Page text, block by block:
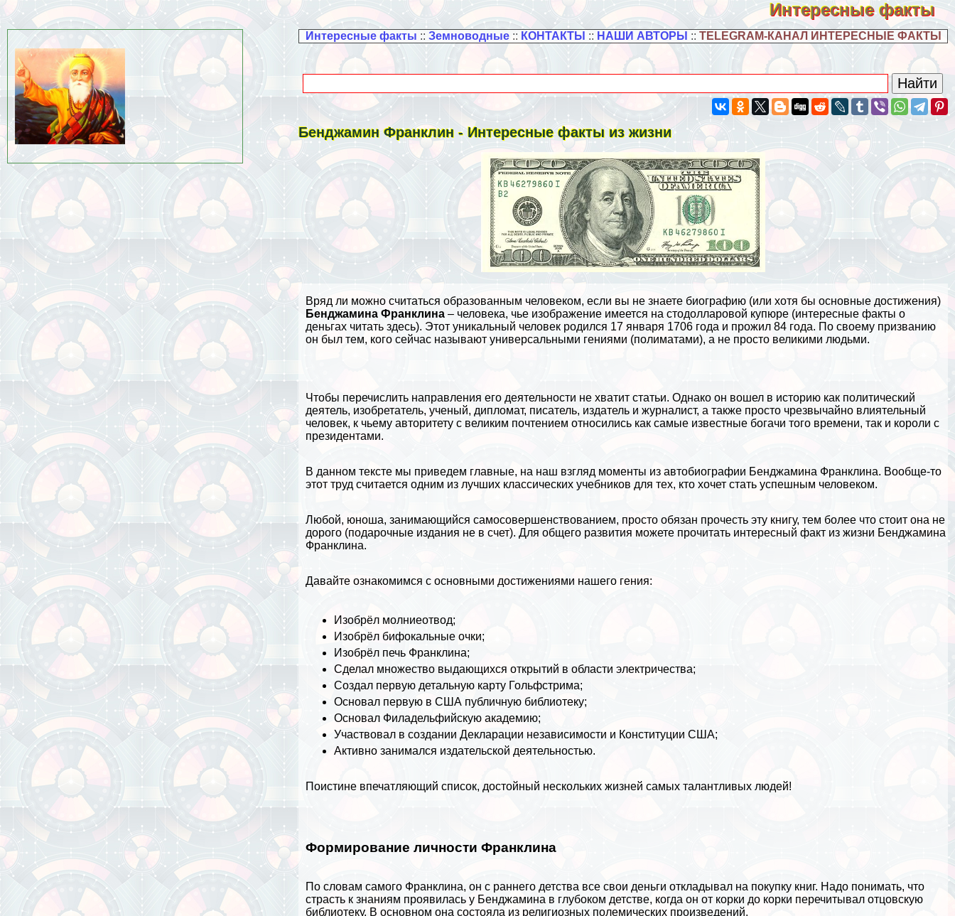
Интересные факты
Интересные факты :: Земноводные:: КОНТАКТЫ :: НАШИ АВТОРЫ :: TELEGRAM-КАНАЛ ИНТЕРЕСНЫЕ ФАКТЫ
Бенджамин Франклин - Интересные факты из жизни
Вряд ли можно считаться образованным человеком, если вы не знаете биографию (или хотя бы основные достижения)
Бенджамина Франклина – человека, чье изображение имеется на стодолларовой купюре (интересные факты о
деньгах читать здесь). Этот уникальный человек родился 17 января 1706 года и прожил 84 года. По своему призванию
он был тем, кого сейчас называют универсальными гениями (полиматами), а не просто великими людьми.
Чтобы перечислить направления его деятельности не хватит статьи. Однако он вошел в историю как политический
деятель, изобретатель, ученый, дипломат, писатель, издатель и журналист, а также просто чрезвычайно влиятельный
человек, к чьему авторитету с великим почтением относились как самые известные богачи того времени, так и короли с
президентами.
В данном тексте мы приведем главные, на наш взгляд моменты из автобиографии Бенджамина Франклина. Вообще-то
этот труд считается одним из лучших классических учебников для тех, кто хочет стать успешным человеком.
Любой, юноша, занимающийся самосовершенствованием, просто обязан прочесть эту книгу, тем более что стоит она не
дорого (подарочные издания не в счет). Для общего развития можете прочитать интересный факт из жизни Бенджамина
Франклина.
Давайте ознакомимся с основными достижениями нашего гения:
Изобрёл молниеотвод;
Изобрёл бифокальные очки;
Изобрёл печь Франклина;
Сделал множество выдающихся открытий в области электричества;
Создал первую детальную карту Гольфстрима;
Основал первую вСША публичную библиотеку;
Основал Филадельфийскую академию;
Участвовал в создании Декларации независимости и Конституции США;
Активно занимался издательской деятельностью.
Поистине впечатляющий список, достойный нескольких жизней самых талантливых людей!
Формирование личности Франклина
По словам самого Франклина, он с раннего детства все свои деньги откладывал на покупку книг. Надо понимать, что
страсть к знаниям проявилась у Бенджамина в глубоком детстве, когда он от корки до корки перечитывал отцовскую
библиотеку. В основном она состояла из религиозных полемических произведений.